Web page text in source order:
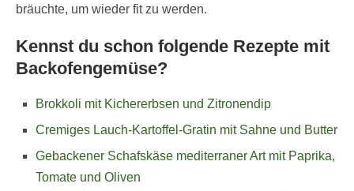
bräuchte, um wieder fit zu werden.
Kennst du schon folgende Rezepte mit
Backofengemüse?
Brokkoli mit Kichererbsen und Zitronendip
Cremiges Lauch-Kartoffel-Gratin mit Sahne und Butter
Gebackener Schafskäse mediterraner Art mit Paprika,
Tomate und Oliven